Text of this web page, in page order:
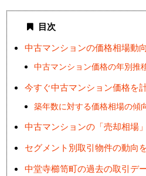
目次
中古マンションの価格相場動向
中古マンション価格の年別推
今すぐ中古マンション価格を
築年数に対する価格相場の傾
中古マンションの「売却相場
セグメント別取引物件の動向
中堂寺櫛笥町の過去の取引デ